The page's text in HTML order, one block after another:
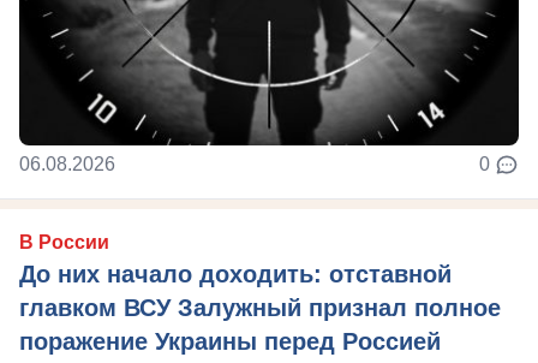
06.08.2026 0
В России
До них начало доходить: отставной
главком ВСУ Залужный признал полное
поражение Украины перед Россией